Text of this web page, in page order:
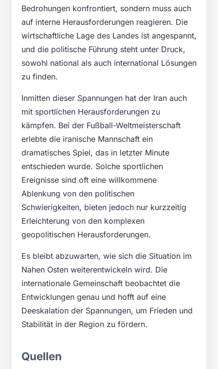
Bedrohungen konfrontiert, sondern muss auch
auf interne Herausforderungen reagieren. Die
wirtschaftliche Lage des Landes ist angespannt,
und die politische Führung steht unter Druck,
sowohl national als auch international Lösungen
zu finden.
Inmitten dieser Spannungen hat der Iran auch
mit sportlichen Herausforderungen zu
kämpfen. Bei der Fußball-Weltmeisterschaft
erlebte die iranische Mannschaft ein
dramatisches Spiel, das in letzter Minute
entschieden wurde. Solche sportlichen
Ereignisse sind oft eine willkommene
Ablenkung von den politischen
Schwierigkeiten, bieten jedoch nur kurzzeitig
Erleichterung von den komplexen
geopolitischen Herausforderungen.
Es bleibt abzuwarten, wie sich die Situation im
Nahen Osten weiterentwickeln wird. Die
internationale Gemeinschaft beobachtet die
Entwicklungen genau und hofft auf eine
Deeskalation der Spannungen, um Frieden und
Stabilität in der Region zu fördern.
Quellen